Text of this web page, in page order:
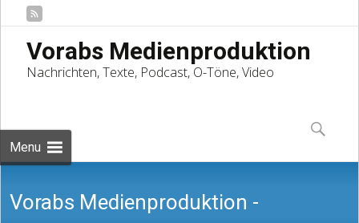
Vorabs Medienproduktion
Nachrichten, Texte, Podcast, O-Töne, Video
Menu
to
content
Suchen
nach:
Vorabs Medienproduktion -